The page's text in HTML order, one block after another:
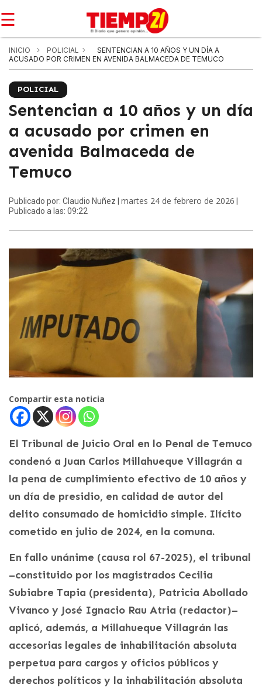
☰
INICIO POLICIAL
SENTENCIAN A 10 AÑOS Y UN DÍA A
ACUSADO POR CRIMEN EN AVENIDA BALMACEDA DE TEMUCO
POLICIAL
Sentencian a 10 años y un día
a acusado por crimen en
avenida Balmaceda de
Temuco
Publicado por: Claudio Nuñez | martes 24 de febrero de 2026
Publicado a las: 09:22
Compartir esta noticia
El Tribunal de Juicio Oral en lo Penal de Temuco
condenó a Juan Carlos Millahueque Villagrán a
la pena de cumplimiento efectivo de 10 años y
un día de presidio, en calidad de autor del
delito consumado de homicidio simple. Ilícito
cometido en julio de 2024, en la comuna.
En fallo unánime (causa rol 67-2025), el tribunal
–constituido por los magistrados Cecilia
Subiabre Tapia (presidenta), Patricia Abollado
Vivanco y José Ignacio Rau Atria (redactor)–
aplicó, además, a Millahueque Villagrán las
accesorias legales de inhabilitación absoluta
perpetua para cargos y oficios públicos y
derechos políticos y la inhabilitación absoluta